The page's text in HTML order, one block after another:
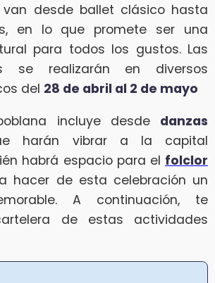
van desde ballet clásico hasta
en lo que promete ser una
para todos los gustos. Las
se realizarán en diversos
del 28 de abril al 2 de mayo
incluye desde danzas
harán vibrar a la capital
habrá espacio para el folclor
hacer de esta celebración un
A continuación, te
de estas actividades